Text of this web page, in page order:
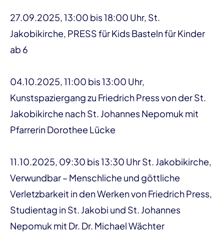
27.09.2025, 13:00 bis 18:00 Uhr, St.
Jakobikirche, PRESS für Kids Basteln für Kinder
ab 6
04.10.2025, 11:00 bis 13:00 Uhr,
Kunstspaziergang zu Friedrich Press von der St.
Jakobikirche nach St. Johannes Nepomuk mit
Pfarrerin Dorothee Lücke
11.10.2025, 09:30 bis 13:30 Uhr St. Jakobikirche,
Verwundbar – Menschliche und göttliche
Verletzbarkeit in den Werken von Friedrich Press,
Studientag in St. Jakobi und St. Johannes
Nepomuk mit Dr. Dr. Michael Wächter